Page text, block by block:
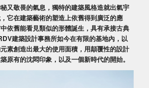
又敬畏的氣息，獨特的建築風格造就出氣宇
它在建築藝術的塑造上依舊得到廣泛的應
依舊能看見類似的形體誕生，具有承接古典
建築設計事務所如今在有限的基地內，以
素創造出最大的使用面積，用顛覆性的設計
原有的沈悶印象，以及一個新時代的開始。